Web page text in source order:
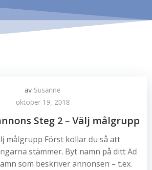
av Susanne
oktober 19, 2018
Steg 2 – Välj målgrupp
målgrupp Först kollar du så att
stämmer. Byt namn på ditt Ad
som beskriver annonsen – t.ex.